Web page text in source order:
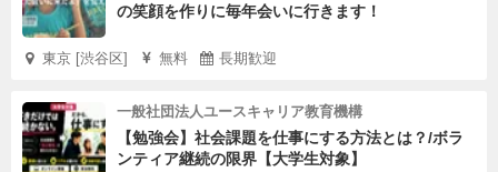
の笑顔を作りに毎年会いに行きます！
東京 [渋谷区] 無料 長期歓迎
一般社団法人ユースキャリア教育機構
【勉強会】社会課題を仕事にする方法とは？/ボラ
ンティア継続の限界【大学生対象】